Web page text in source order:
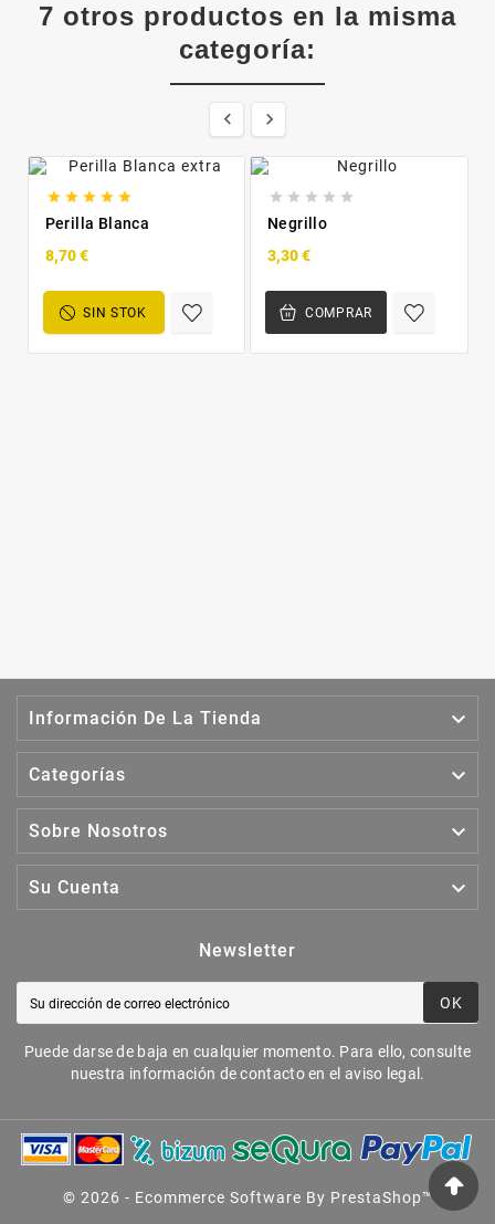
7 otros productos en la misma
categoría:
 
    
Perilla Blanca
8,70 €
SIN STOK
    
Negrillo
3,30 €
COMPRAR
Información De La Tienda 
Categorías 
Sobre Nosotros 
Su Cuenta 
Newsletter
OK
Puede darse de baja en cualquier momento. Para ello, consulte
nuestra información de contacto en el aviso legal.
© 2026 - Ecommerce Software By PrestaShop™